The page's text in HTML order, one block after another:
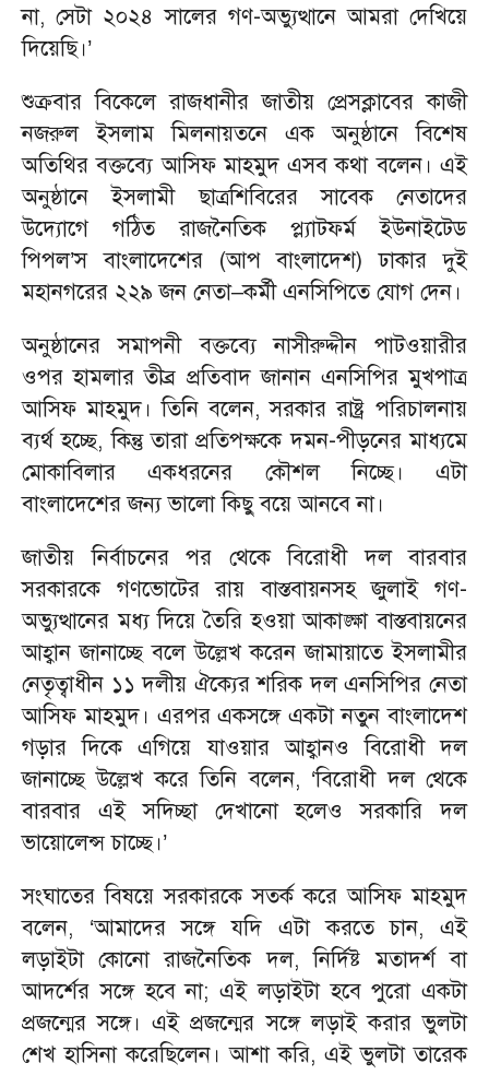
না, সেটা ২০২৪ সালের গণ-অভ্যুত্থানে আমরা দেখিয়ে
দিয়েছি।’
শুক্রবার বিকেলে রাজধানীর জাতীয় প্রেসক্লাবের কাজী
নজরুল ইসলাম মিলনায়তনে এক অনুষ্ঠানে বিশেষ
অতিথির বক্তব্যে আসিফ মাহমুদ এসব কথা বলেন। এই
অনুষ্ঠানে ইসলামী ছাত্রশিবিরের সাবেক নেতাদের
উদ্যোগে গঠিত রাজনৈতিক প্ল্যাটফর্ম ইউনাইটেড
পিপল’স বাংলাদেশের (আপ বাংলাদেশ) ঢাকার দুই
মহানগরের ২২৯ জন নেতা–কর্মী এনসিপিতে যোগ দেন।
অনুষ্ঠানের সমাপনী বক্তব্যে নাসীরুদ্দীন পাটওয়ারীর
ওপর হামলার তীব্র প্রতিবাদ জানান এনসিপির মুখপাত্র
আসিফ মাহমুদ। তিনি বলেন, সরকার রাষ্ট্র পরিচালনায়
ব্যর্থ হচ্ছে, কিন্তু তারা প্রতিপক্ষকে দমন-পীড়নের মাধ্যমে
মোকাবিলার একধরনের কৌশল নিচ্ছে। এটা
বাংলাদেশের জন্য ভালো কিছু বয়ে আনবে না।
জাতীয় নির্বাচনের পর থেকে বিরোধী দল বারবার
সরকারকে গণভোটের রায় বাস্তবায়নসহ জুলাই গণ-
অভ্যুত্থানের মধ্য দিয়ে তৈরি হওয়া আকাঙ্ক্ষা বাস্তবায়নের
আহ্বান জানাচ্ছে বলে উল্লেখ করেন জামায়াতে ইসলামীর
নেতৃত্বাধীন ১১ দলীয় ঐক্যের শরিক দল এনসিপির নেতা
আসিফ মাহমুদ। এরপর একসঙ্গে একটা নতুন বাংলাদেশ
গড়ার দিকে এগিয়ে যাওয়ার আহ্বানও বিরোধী দল
জানাচ্ছে উল্লেখ করে তিনি বলেন, ‘বিরোধী দল থেকে
বারবার এই সদিচ্ছা দেখানো হলেও সরকারি দল
ভায়োলেন্স চাচ্ছে।’
সংঘাতের বিষয়ে সরকারকে সতর্ক করে আসিফ মাহমুদ
বলেন, ‘আমাদের সঙ্গে যদি এটা করতে চান, এই
লড়াইটা কোনো রাজনৈতিক দল, নির্দিষ্ট মতাদর্শ বা
আদর্শের সঙ্গে হবে না; এই লড়াইটা হবে পুরো একটা
প্রজন্মের সঙ্গে। এই প্রজন্মের সঙ্গে লড়াই করার ভুলটা
শেখ হাসিনা করেছিলেন। আশা করি, এই ভুলটা তারেক